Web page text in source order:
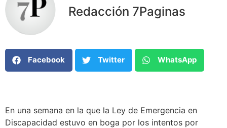
Redacción 7Paginas
Facebook Twitter WhatsApp
En una semana en la que la Ley de Emergencia en
Discapacidad estuvo en boga por los intentos por